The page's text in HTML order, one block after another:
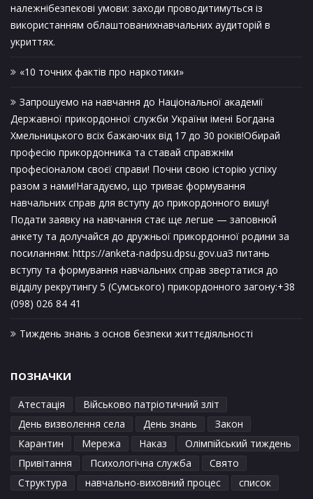
належнібезпекові умови: заходи проводитимуться із
використанням облаштованихнавчальних аудиторій в
укриттях.
«10 точних фактів про наркотики»
Запрошуємо на навчання до Національної академії
Державної прикордонної служби України імені Богдана
Хмельницького всіх бажаючих від 17 до 30 років!Обирай
професію прикордонника та ставай справжнім
професіоналом своєї справи! Почни свою історію успіху
разом з нами!Нагадуємо, що триває формування
навчальних справ для вступу до прикордонного вишу!
Подати заявку на навчання стає ще легше — заповнюй
анкету та долучайся до дружньої прикордонної родини за
посиланням: https://anketa-nadpsu.dpsu.gov.uaЗ питань
вступу та формування навчальних справ звертатися до
відділу рекрутингу 5 (Сумського) прикордонного загону:+38
(098) 026 84 41
Тиждень знань з основ безпеки життєдіяльності
ПОЗНАЧКИ
Атестація
Військово патріотичний зліт
День визволення села
День знань
Закон
Карантин
Мережа Наказ
Олімпійський тиждень
Привітання
Психологічна служба
Свято
Структура
навчально-виховний процес список